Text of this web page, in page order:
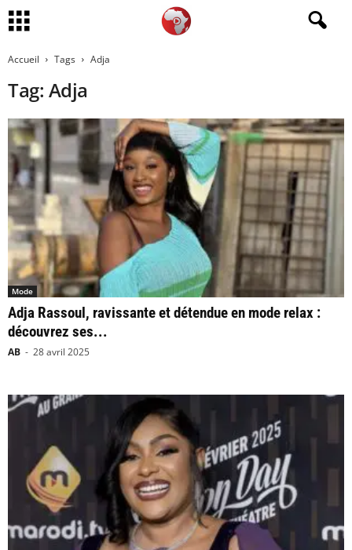
Accueil Tags Adja
Tag: Adja
Mode
Adja Rassoul, ravissante et détendue en mode relax :
découvrez ses...
AB - 28 avril 2025